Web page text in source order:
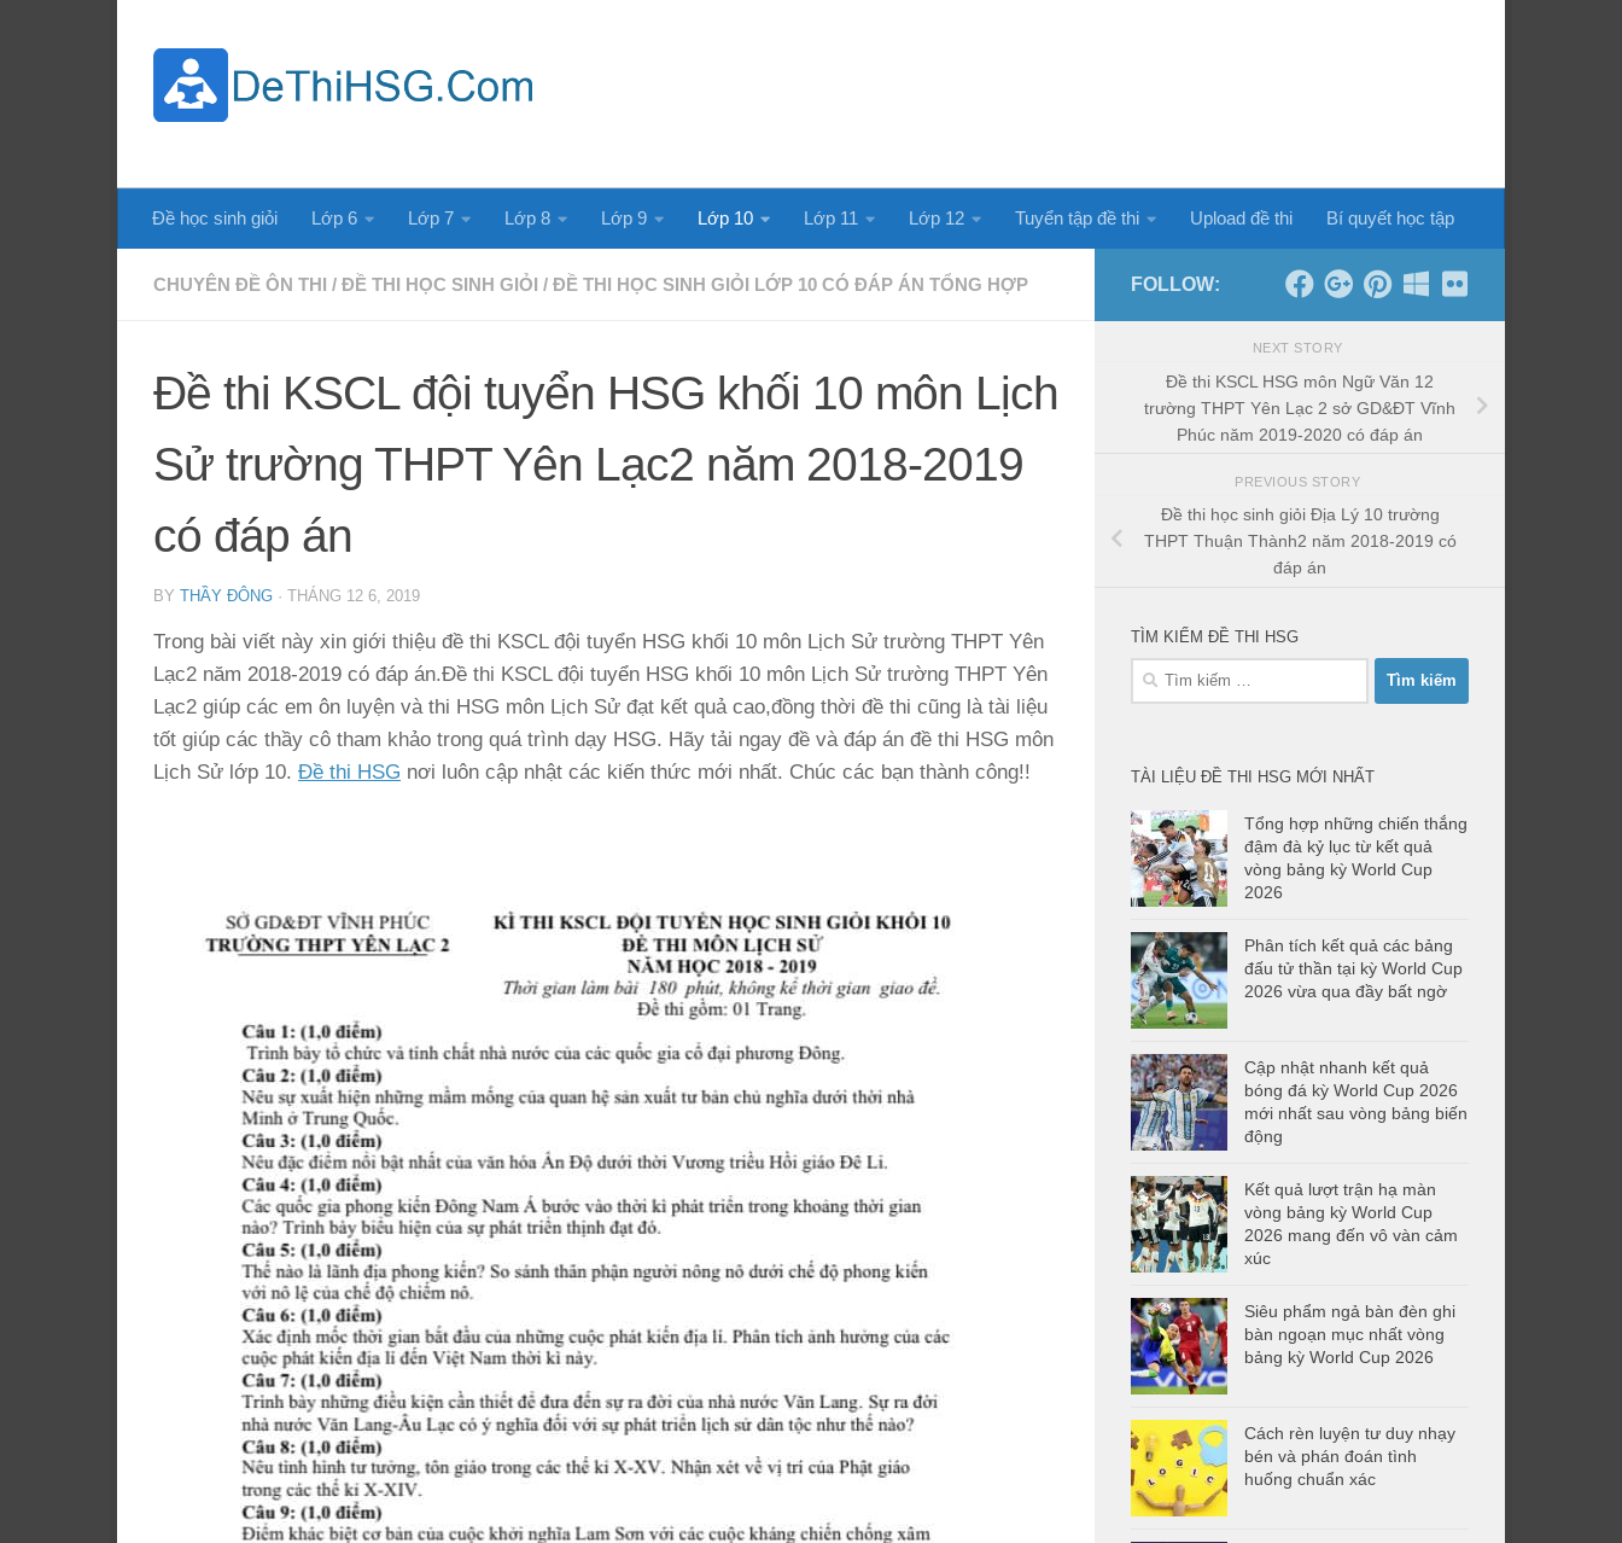
Đề học sinh giỏi Lớp 6 Lớp 7 Lớp 8 Lớp 9 Lớp 10 Lớp 11 Lớp 12 Tuyển tập đề thi Upload đề thi Bí quyết học tập
CHUYÊN ĐỀ ÔN THI / ĐỀ THI HỌC SINH GIỎI / ĐỀ THI HỌC SINH GIỎI LỚP 10 CÓ ĐÁP ÁN TỔNG HỢP
Đề thi KSCL đội tuyển HSG khối 10 môn Lịch
Sử trường THPT Yên Lạc2 năm 2018-2019
có đáp án
BY THẦY ĐÔNG · THÁNG 12 6, 2019
Trong bài viết này xin giới thiệu đề thi KSCL đội tuyển HSG khối 10 môn Lịch Sử trường THPT Yên
Lạc2 năm 2018-2019 có đáp án.Đề thi KSCL đội tuyển HSG khối 10 môn Lịch Sử trường THPT Yên
Lạc2 giúp các em ôn luyện và thi HSG môn Lịch Sử đạt kết quả cao,đồng thời đề thi cũng là tài liệu
tốt giúp các thầy cô tham khảo trong quá trình dạy HSG. Hãy tải ngay đề và đáp án đề thi HSG môn
Lịch Sử lớp 10. Đề thi HSG nơi luôn cập nhật các kiến thức mới nhất. Chúc các bạn thành công!!
FOLLOW:
NEXT STORY
Đề thi KSCL HSG môn Ngữ Văn 12
trường THPT Yên Lạc 2 sở GD&ĐT Vĩnh
Phúc năm 2019-2020 có đáp án
PREVIOUS STORY
Đề thi học sinh giỏi Địa Lý 10 trường
THPT Thuận Thành2 năm 2018-2019 có
đáp án
TÌM KIẾM ĐỀ THI HSG
Tìm
TÀI LIỆU ĐỀ THI HSG MỚI NHẤT
Tổng hợp những chiến thắng
đậm đà kỷ lục từ kết quả
vòng bảng kỳ World Cup
2026
Phân tích kết quả các bảng
đấu tử thần tại kỳ World Cup
2026 vừa qua đầy bất ngờ
Cập nhật nhanh kết quả
bóng đá kỳ World Cup 2026
mới nhất sau vòng bảng biến
động
Kết quả lượt trận hạ màn
vòng bảng kỳ World Cup
2026 mang đến vô vàn cảm
xúc
Siêu phẩm ngả bàn đèn ghi
bàn ngoạn mục nhất vòng
bảng kỳ World Cup 2026
Cách rèn luyện tư duy nhạy
bén và phán đoán tình
huống chuẩn xác